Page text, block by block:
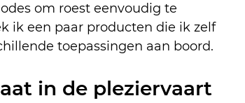
om roest eenvoudig te
ik een paar producten die ik zelf
toepassingen aan boord.
in de pleziervaart